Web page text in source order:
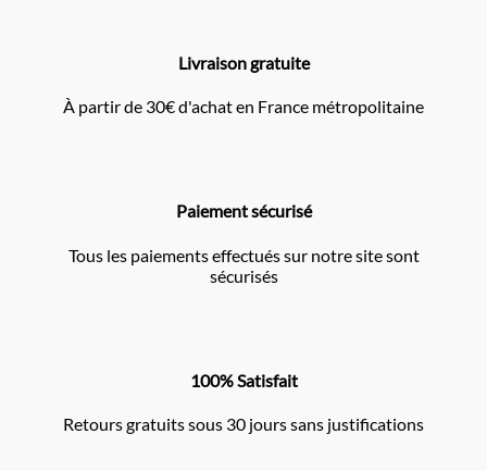
Livraison gratuite
À partir de 30€ d'achat en France métropolitaine
Paiement sécurisé
Tous les paiements effectués sur notre site sont
sécurisés
100% Satisfait
Retours gratuits sous 30 jours sans justifications